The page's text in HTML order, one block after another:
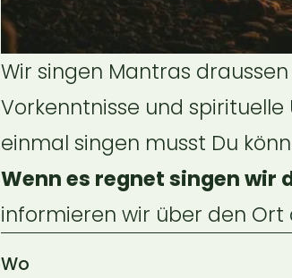
Wir singen Mantras
Vorkenntnisse und
Wenn es regnet singen wir
informieren wir über den
Wo